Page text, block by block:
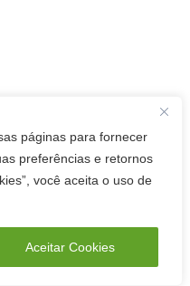
páginas para fornecer
preferências e retornos
você aceita o uso de
Aceitar Cookies